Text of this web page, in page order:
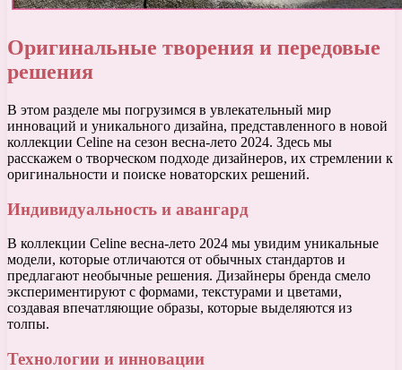
Оригинальные творения и передовые
решения
В этом разделе мы погрузимся в увлекательный мир
инноваций и уникального дизайна, представленного в новой
коллекции Celine на сезон весна-лето 2024. Здесь мы
расскажем о творческом подходе дизайнеров, их стремлении к
оригинальности и поиске новаторских решений.
Индивидуальность и авангард
В коллекции Celine весна-лето 2024 мы увидим уникальные
модели, которые отличаются от обычных стандартов и
предлагают необычные решения. Дизайнеры бренда смело
экспериментируют с формами, текстурами и цветами,
создавая впечатляющие образы, которые выделяются из
толпы.
Технологии и инновации